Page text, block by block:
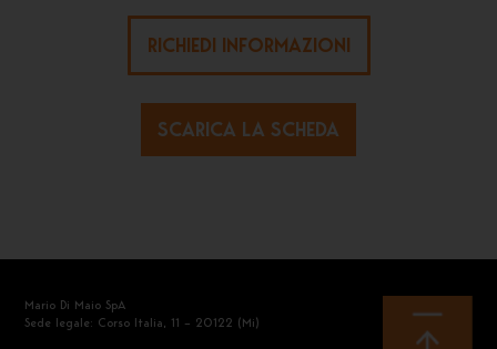
RICHIEDI INFORMAZIONI
SCARICA LA SCHEDA
Mario Di Maio SpA
Sede legale: Corso Italia, 11 – 20122 (Mi)